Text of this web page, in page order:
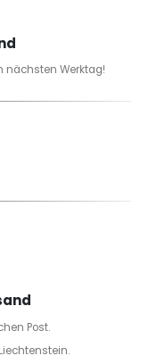
nächsten Werktag!
Post.